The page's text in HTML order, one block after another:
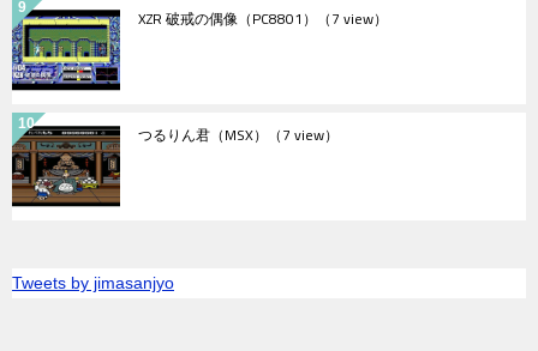
XZR 破戒の偶像（PC8801） （7 view）
つるりん君（MSX） （7 view）
Tweets by jimasanjyo